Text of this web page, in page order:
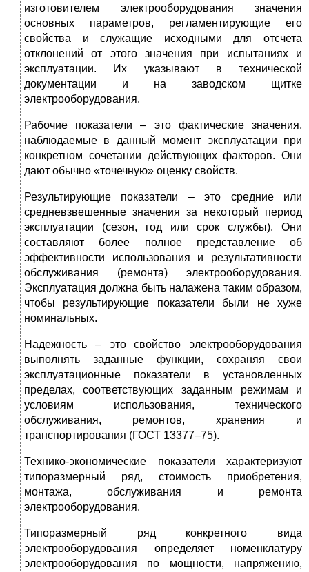
изготовителем электрооборудования значения
основных параметров, регламентирующие его
свойства и служащие исходными для отсчета
отклонений от этого значения при испытаниях и
эксплуатации. Их указывают в технической
документации и на заводском щитке
электрооборудования.
Рабочие показатели – это фактические значения,
наблюдаемые в данный момент эксплуатации при
конкретном сочетании действующих факторов. Они
дают обычно «точечную» оценку свойств.
Результирующие показатели – это средние или
средневзвешенные значения за некоторый период
эксплуатации (сезон, год или срок службы). Они
составляют более полное представление об
эффективности использования и результативности
обслуживания (ремонта) электрооборудования.
Эксплуатация должна быть налажена таким образом,
чтобы результирующие показатели были не хуже
номинальных.
Надежность – это свойство электрооборудования
выполнять заданные функции, сохраняя свои
эксплуатационные показатели в установленных
пределах, соответствующих заданным режимам и
условиям использования, технического
обслуживания, ремонтов, хранения и
транспортирования (ГОСТ 13377–75).
Технико-экономические показатели характеризуют
типоразмерный ряд, стоимость приобретения,
монтажа, обслуживания и ремонта
электрооборудования.
Типоразмерный ряд конкретного вида
электрооборудования определяет номенклатуру
электрооборудования по мощности, напряжению,